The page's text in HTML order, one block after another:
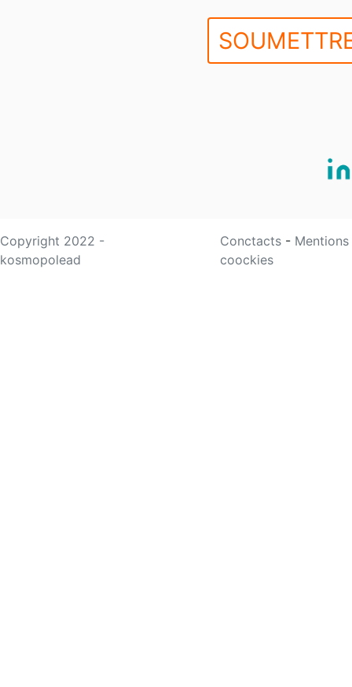
Copyright 2022 -
kosmopolead
Conctacts -
coockies